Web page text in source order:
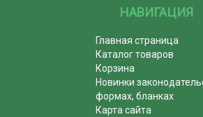
НАВИГАЦИЯ
Главная страница
Каталог товаров
Корзина
Новинки
формах, бланках
Карта сайта